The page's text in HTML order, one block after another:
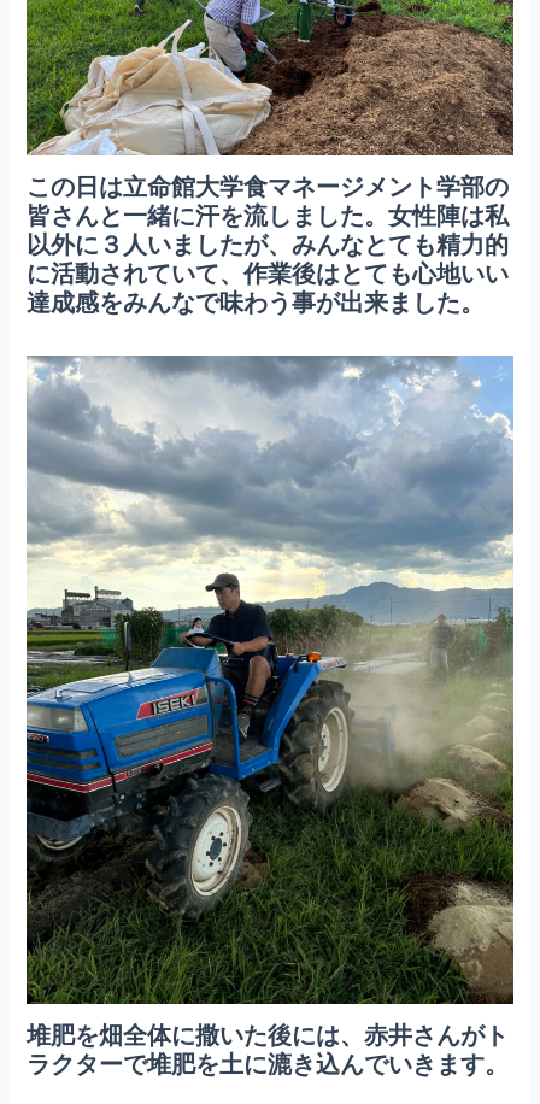
この日は立命館大学食マネージメント学部の
皆さんと一緒に汗を流しました。女性陣は私
以外に３人いましたが、みんなとても精力的
に活動されていて、作業後はとても心地いい
達成感をみんなで味わう事が出来ました。
堆肥を畑全体に撒いた後には、赤井さんがト
ラクターで堆肥を土に漉き込んでいきます。